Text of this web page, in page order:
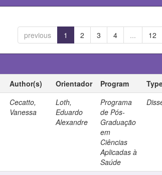
previous 1 2 3 4 ... 12
Author(s) Orientador Program
Cecatto,
Vanessa
Loth,
Eduardo
Alexandre
Programa
de Pós-
Graduação
em
Ciências
Aplicadas à
Saúde